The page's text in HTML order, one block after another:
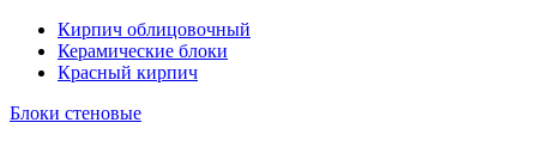
Кирпич облицовочный
Керамические блоки
Красный кирпич
Блоки стеновые